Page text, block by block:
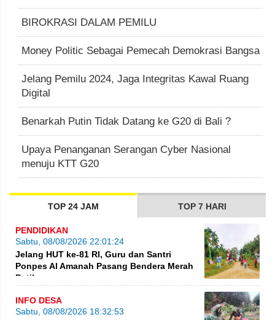
BIROKRASI DALAM PEMILU
Money Politic Sebagai Pemecah Demokrasi Bangsa
Jelang Pemilu 2024, Jaga Integritas Kawal Ruang
Digital
Benarkah Putin Tidak Datang ke G20 di Bali ?
Upaya Penanganan Serangan Cyber Nasional
menuju KTT G20
TOP 24 JAM TOP 7 HARI
PENDIDIKAN
Sabtu, 08/08/2026 22:01:24
Jelang HUT ke-81 RI, Guru dan Santri
Ponpes Al Amanah Pasang Bendera Merah
Putih
INFO DESA
Sabtu, 08/08/2026 18:32:53